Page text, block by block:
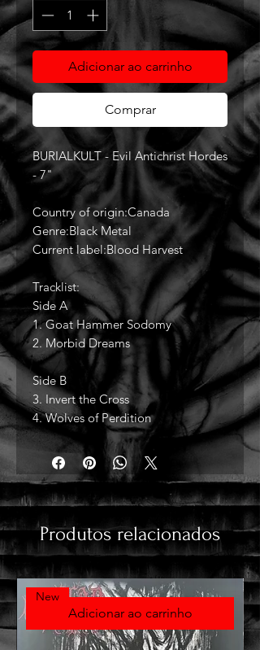
Adicionar ao carrinho
Comprar
BURIALKULT - Evil Antichrist Hordes
- 7"
Country of origin:Canada
Genre:Black Metal
Current label:Blood Harvest
Tracklist:
Side A
1. Goat Hammer Sodomy
2. Morbid Dreams
Side B
3. Invert the Cross
4. Wolves of Perdition
Produtos relacionados
Adicionar ao carrinho
New